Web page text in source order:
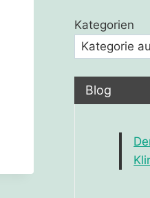
Kategorien
Blog